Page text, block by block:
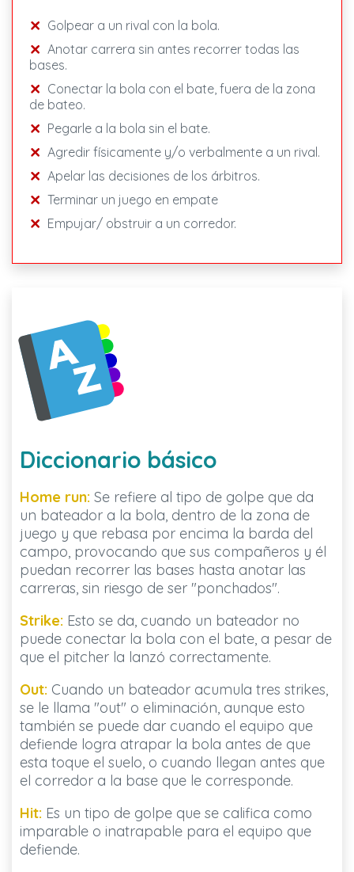
Golpear a un rival con la bola.
Anotar carrera sin antes recorrer todas las
bases.
Conectar la bola con el bate, fuera de la zona
de bateo.
Pegarle a la bola sin el bate.
Agredir físicamente y/o verbalmente a un rival.
Apelar las decisiones de los árbitros.
Terminar un juego en empate
Empujar/ obstruir a un corredor.
Diccionario básico
Home run:Se refiere al tipo de golpe que da
un bateador a la bola, dentro de la zona de
juego y que rebasa por encima la barda del
campo, provocando que sus compañeros y él
puedan recorrer las bases hasta anotar las
carreras, sin riesgo de ser "ponchados".
Strike: Esto se da, cuando un bateador no
puede conectar la bola con el bate, a pesar de
que el pitcher la lanzó correctamente.
Out: Cuando un bateador acumula tres strikes,
se le llama "out" o eliminación, aunque esto
también se puede dar cuando el equipo que
defiende logra atrapar la bola antes de que
esta toque el suelo, o cuando llegan antes que
el corredor a la base que le corresponde.
Hit: Es un tipo de golpe que se califica como
imparable o inatrapable para el equipo que
defiende.